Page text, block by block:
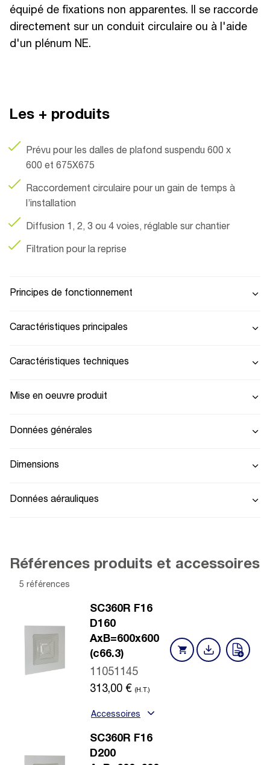
équipé de fixations non apparentes. Il se raccorde
directement sur un conduit circulaire ou à l'aide
d'un plénum NE.
Les + produits
Prévu pour les dalles de plafond suspendu 600 x
600 et 675X675
Raccordement circulaire pour un gain de temps à
l’installation
Diffusion 1, 2, 3 ou 4 voies, réglable sur chantier
Filtration pour la reprise
Principes de fonctionnement
Caractéristiques principales
Caractéristiques techniques
Mise en oeuvre produit
Données générales
Dimensions
Données aérauliques
Références produits et accessoires
5 références
SC360R F16
D160
AxB=600x600
(c66.3)
11051145
313,00 € (H.T.)
Accessoires
SC360R F16
D200